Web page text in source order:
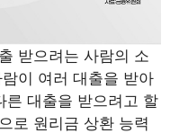
받으려는 사람의 소
이 여러 대출을 받아
른 대출을 받으려고 할
로 원리금 상환 능력